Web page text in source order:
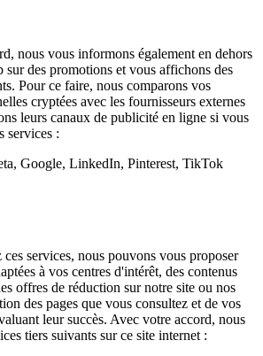
nous vous informons également en dehors
sur des promotions et vous affichons des
Pour ce faire, nous comparons vos
cryptées avec les fournisseurs externes
leurs canaux de publicité en ligne si vous
services :
Google, LinkedIn, Pinterest, TikTok
ces services, nous pouvons vous proposer
à vos centres d'intérêt, des contenus
offres de réduction sur notre site ou nos
des pages que vous consultez et de vos
leur succès. Avec votre accord, nous
tiers suivants sur ce site internet :